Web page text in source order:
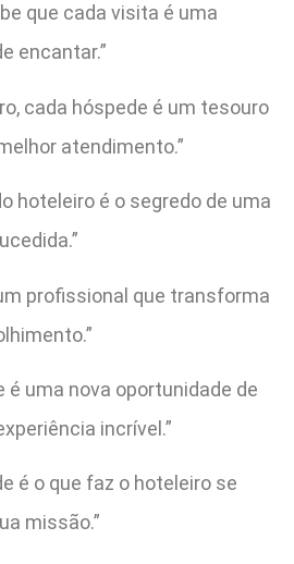
que cada visita é uma
encantar.”
cada hóspede é um tesouro
atendimento.”
hoteleiro é o segredo de uma
profissional que transforma
é uma nova oportunidade de
incrível.”
é o que faz o hoteleiro se
missão.”